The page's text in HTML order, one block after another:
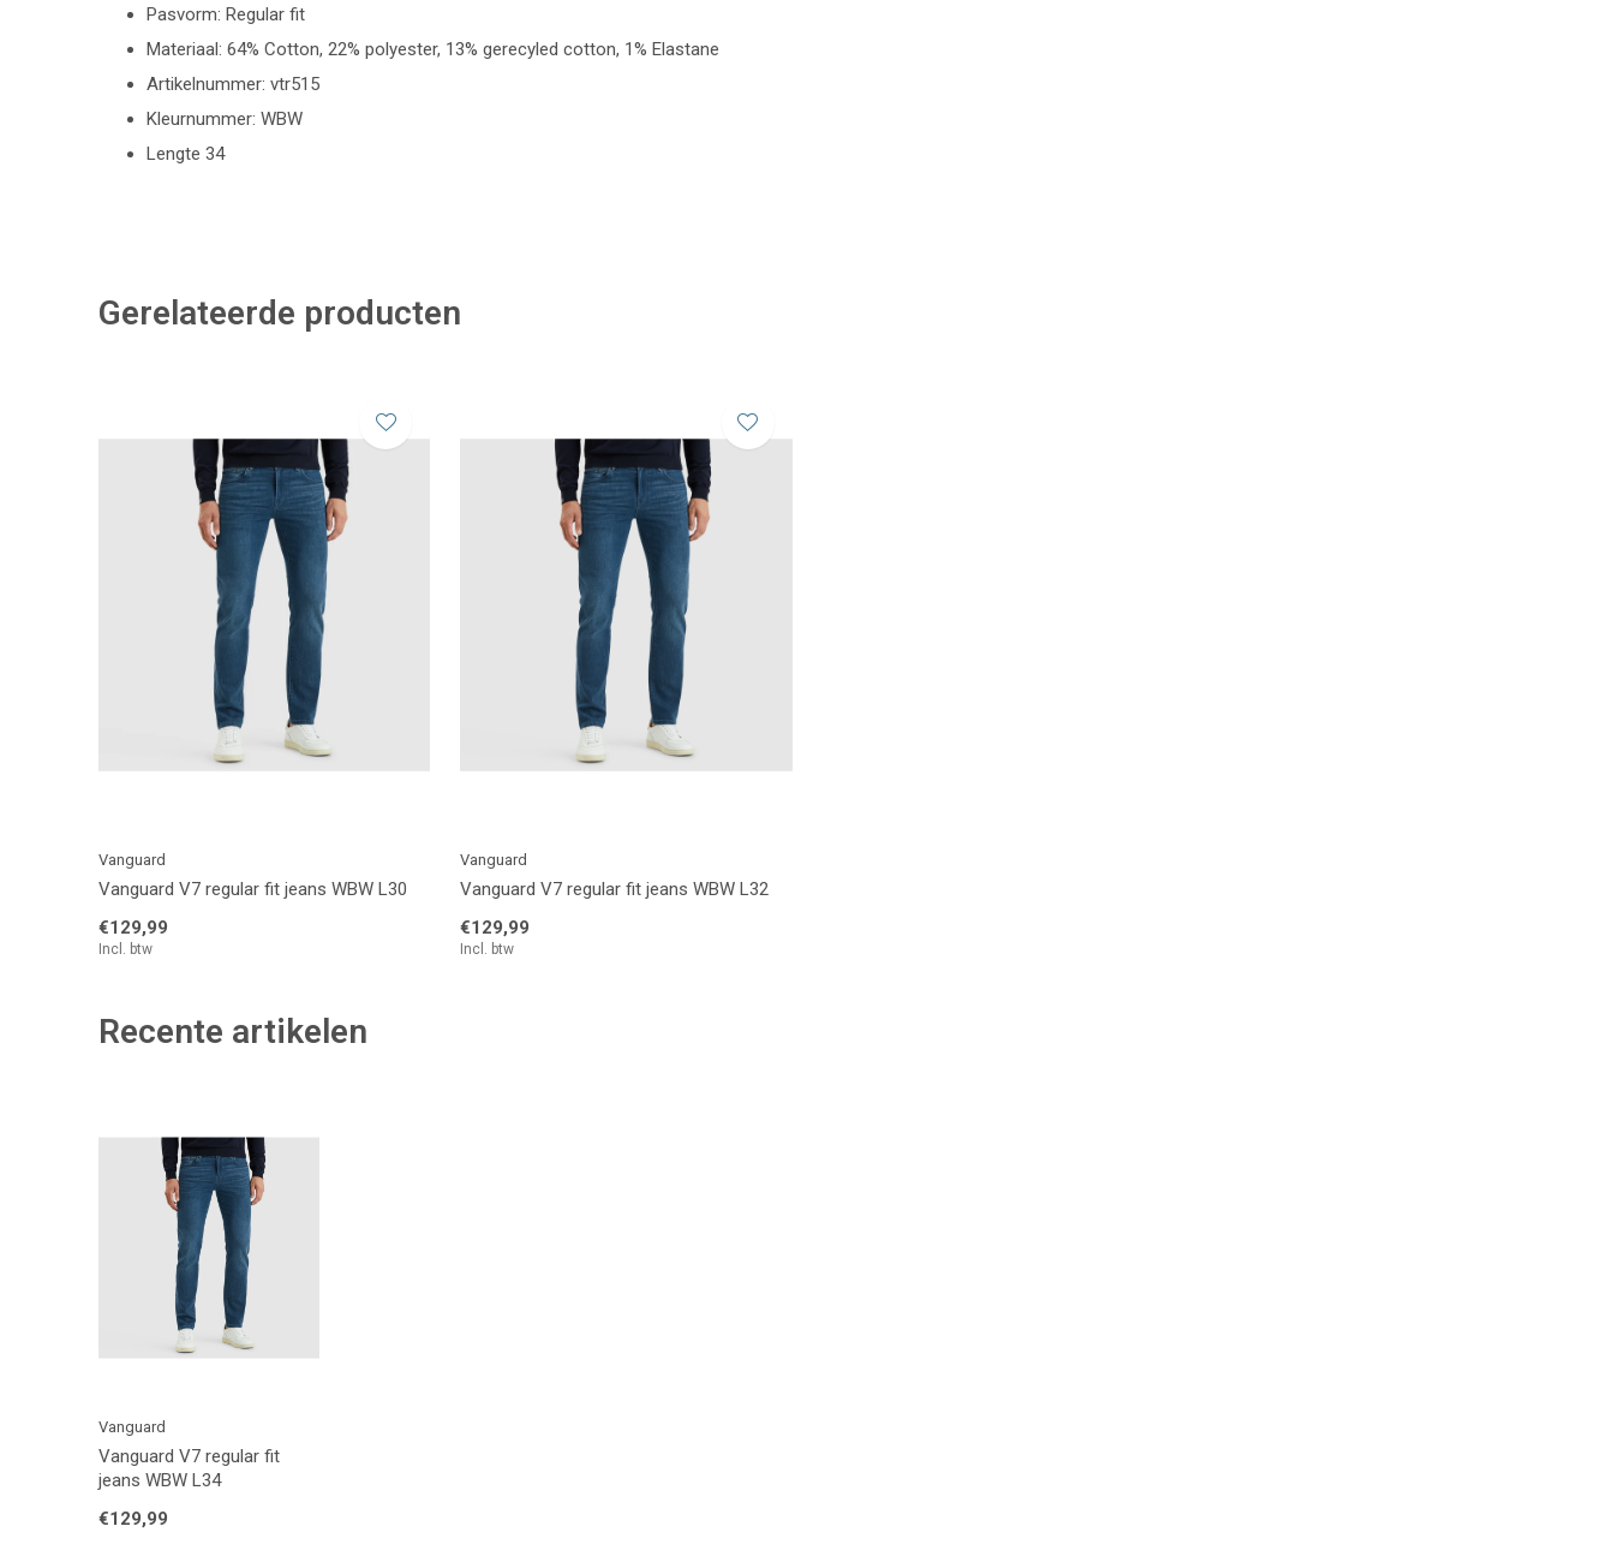
Pasvorm: Regular fit
Materiaal: 64% Cotton, 22% polyester, 13% gerecyled cotton, 1% Elastane
Artikelnummer: vtr515
Kleurnummer: WBW
Lengte 34
Gerelateerde producten
Vanguard
Vanguard V7 regular fit jeans WBW L30
€129,99
Incl. btw
Vanguard
Vanguard V7 regular fit jeans WBW L32
€129,99
Incl. btw
Recente artikelen
Vanguard
Vanguard V7 regular fit
jeans WBW L34
€129,99